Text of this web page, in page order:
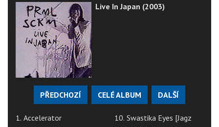
Live In Japan (2003)
PŘEDCHOZÍ CELÉ ALBUM DALŠÍ
1. Accelerator
10. Swastika Eyes [Jagz